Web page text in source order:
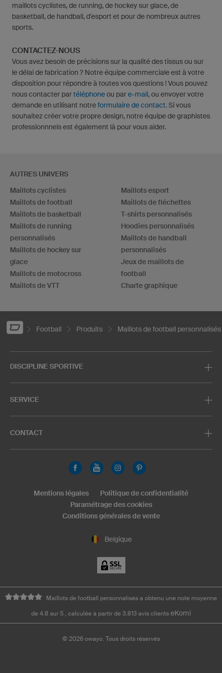
maillots cyclistes, de running, de hockey sur glace, de
basketball, de handball, d'esport et pour de nombreux autres
sports.
CONTACTEZ-NOUS
Vous avez besoin de précisions sur la qualité des tissus ou sur
le délai de fabrication ? Notre équipe commerciale est à votre
disposition pour répondre à toutes vos questions ! Vous pouvez
nous contacter partéléphoneou pare-mail, ou envoyer votre
demande en utilisant notreformulaire de contact. Si vous
souhaitez créer votre propre design, notre équipe de graphistes
professionnnels est également là pour vous aider.
AUTRES UNIVERS
Maillots cyclistes
Maillots de football
Maillots de basketball
Maillots de running
personnalisés
Maillots de hockey sur
glace
Maillots de motocross
Maillots de VTT
Maillots esport
Maillots de fléchettes
T-shirts personnalisés
Hoodies personnalisés
Maillots de handball
personnalisés
Jeux de maillots de
football
Charte graphique
Football Produits Maillots de football personnalisés
DISCIPLINE SPORTIVE
SERVICE
CONTACT
Belgique
Mentions légales
Politique de confidentialité
Paramétrage des cookies
Conditions générales de vente
Maillots de football personnalisés a obtenu une note moyenne
de 4.8 sur 5 , calculée à partir de 3.813 avis clients eKomi
© 2026owayo. Tous droits réservés